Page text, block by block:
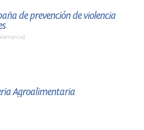
de prevención de violencia
Agroalimentaria